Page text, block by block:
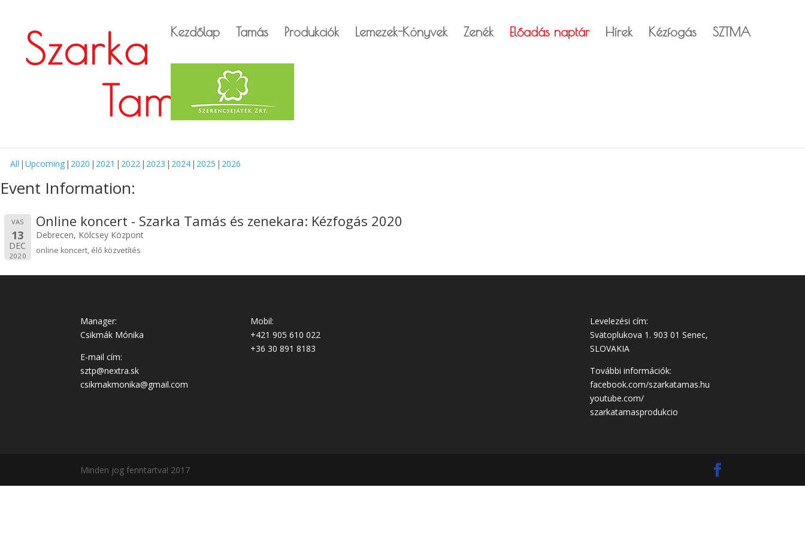
Kezdőlap Tamás Produkciók Lemezek-Könyvek Zenék Előadás naptár Hírek Kézfogás SZTMA
All Upcoming 2020 2021 2022 2023 2024 2025 2026
Event Information:
VAS
13
DEC
2020
Online koncert - Szarka Tamás és zenekara: Kézfogás 2020
Debrecen, Kölcsey Központ
online koncert, élő közvetítés
Manager:
Csikmák Mónika
E-mail cím:
sztp@nextra.sk
csikmakmonika@gmail.com
Mobil:
+421 905 610 022
+36 30 891 8183
Levelezési cím:
Svätoplukova 1. 903 01 Senec,
SLOVAKIA
További információk:
facebook.com/szarkatamas.hu
youtube.com/
szarkatamasprodukcio
Minden jog fenntartva! 2017